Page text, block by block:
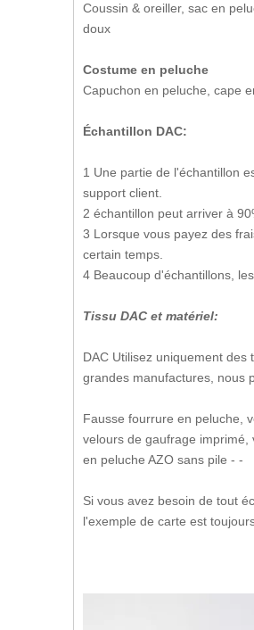
Coussin & oreiller, sac en
doux
Costume en peluche
Capuchon en peluche, cape
Échantillon DAC:
1 Une partie de l'échantillon
support client.
2 échantillon peut arriver à
3 Lorsque vous payez des
certain temps.
4 Beaucoup d'échantillons,
Tissu DAC et matériel:
DAC Utilisez uniquement
grandes manufactures, nous
Fausse fourrure en peluche,
velours de gaufrage
en peluche AZO sans pile - -
Si vous avez besoin de tout
l'exemple de carte est